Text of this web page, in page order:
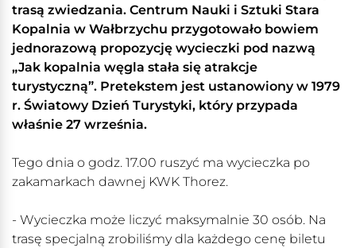
trasą zwiedzania. Centrum Nauki i Sztuki Stara
Kopalnia w Wałbrzychu przygotowało bowiem
jednorazową propozycję wycieczki pod nazwą
„Jak kopalnia węgla stała się atrakcje
turystyczną”. Pretekstem jest ustanowiony w 1979
r. Światowy Dzień Turystyki, który przypada
właśnie 27 września.
Tego dnia o godz. 17.00 ruszyć ma wycieczka po
zakamarkach dawnej KWK Thorez.
- Wycieczka może liczyć maksymalnie 30 osób. Na
trasę specjalną zrobiliśmy dla każdego cenę biletu